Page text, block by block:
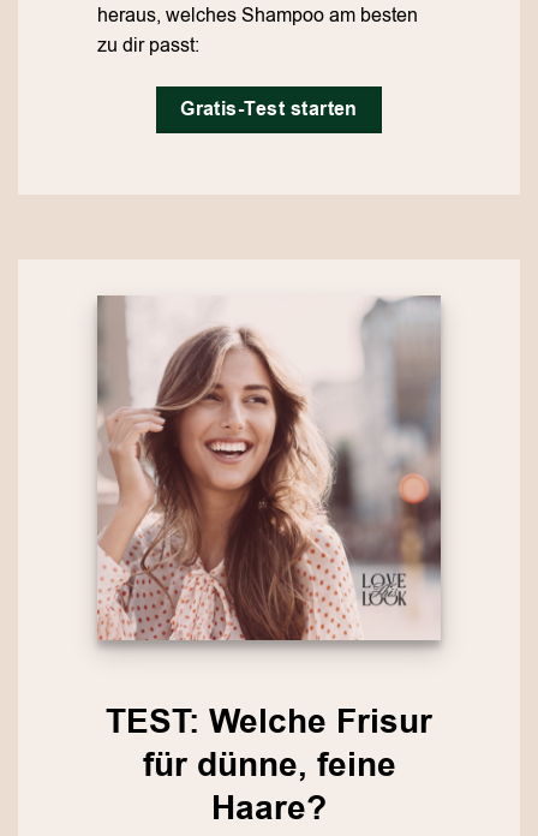
heraus, welches Shampoo am besten
zu dir passt:
Gratis-Test starten
TEST: Welche Frisur
für dünne, feine
Haare?